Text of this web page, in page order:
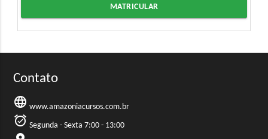
MATRICULAR
Contato
language www.amazoniacursos.com.br
alarm_on Segunda - Sexta 7:00 - 13:00